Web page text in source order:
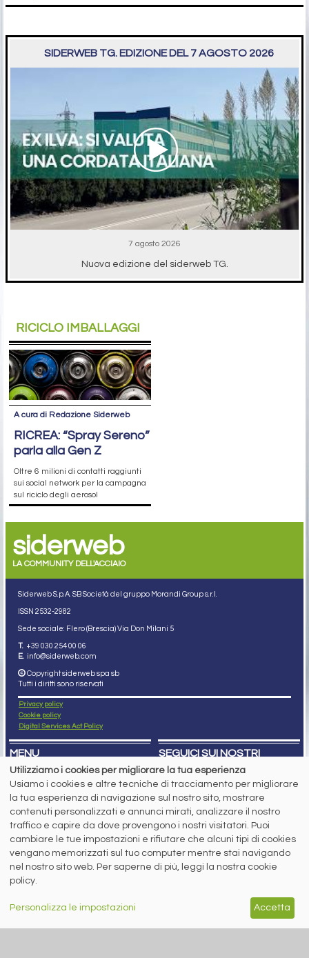
SIDERWEB TG. EDIZIONE DEL 7 AGOSTO 2026
7 agosto 2026
Nuova edizione del siderweb TG.
RICICLO IMBALLAGGI
A cura di Redazione Siderweb
RICREA: “Spray Sereno”
parla alla Gen Z
Oltre 6 milioni di contatti raggiunti
sui social network per la campagna
sul riciclo degli aerosol
siderweb
LA COMMUNITY DELL'ACCIAIO
Siderweb S.p.A. SB Società del gruppo Morandi Group s.r.l.
ISSN 2532-2982
Sede sociale: Flero (Brescia) Via Don Milani 5
T. +39 030 254 00 06
E. info@siderweb.com
Copyright siderweb spa sb
Tutti i diritti sono riservati
Privacy policy
Cookie policy
Digital Services Act Policy
MENU
NEWS
PREZZI ITALIA
MERCATI
ABBONAMENTI
MADE IN STEEL
NEWSLETTER
SEGUICI SUI NOSTRI
SOCIAL NETWORK
Capitale Sociale: 190.000€ interamente versato
Registro delle Imprese di Brescia
Codice Fiscale e Partita I.V.A.:
www.siderweb.com: Autorizzazione del Tribunale di Brescia n. 11/2004 del 17
marzo 2004, Iscrizione al R.O.C. n. 26116.
Utilizziamo i cookies per migliorare la tua esperienza
Usiamo i cookies e altre tecniche di tracciamento per migliorare
la tua esperienza di navigazione sul nostro sito, mostrare
contenuti personalizzati e annunci mirati, analizzare il nostro
traffico e capire da dove provengono i nostri visitatori. Puoi
cambiare le tue impostazioni e rifiutare che alcuni tipi di cookies
vengano memorizzati sul tuo computer mentre stai navigando
nel nostro sito web. Per saperne di più, leggi la nostra cookie
policy.
Personalizza le impostazioni Accetta